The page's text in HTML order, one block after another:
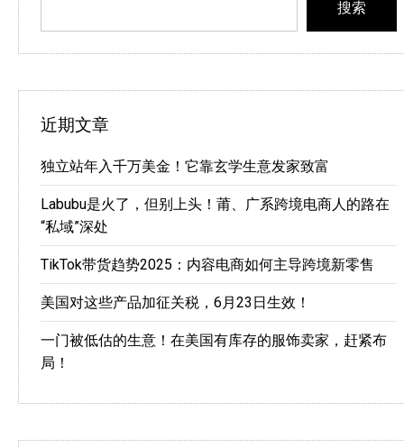
搜索
近期文章
独立站年入千万美金！它靠玄学生意发家致富
Labubu是火了，但别上头！莆、广系跨境电商人的路在
“私域”深处
TikTok带货趋势2025：内容电商如何主导跨境新零售
美国对这些产品加征关税，6月23日生效！
一门被低估的生意！在美国有库存的服饰卖家，赶紧布
局！